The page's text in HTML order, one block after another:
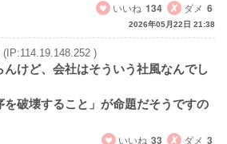
いいね 134 ダメ 6
2026年05月22日 21:38
(IP:114.19.148.252 )
んけど、会社はそういう社風なんでし
を破壊すること」が命題だそうですの
いいね 33 ダメ 3